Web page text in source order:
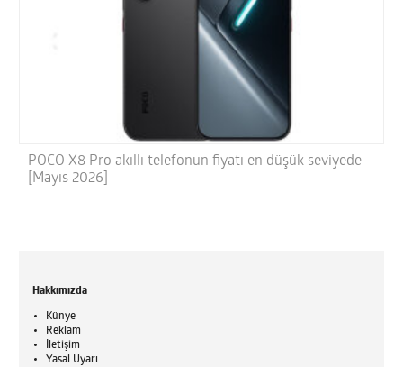
POCO X8 Pro akıllı telefonun fiyatı en düşük seviyede
[Mayıs 2026]
Hakkımızda
Künye
Reklam
İletişim
Yasal Uyarı